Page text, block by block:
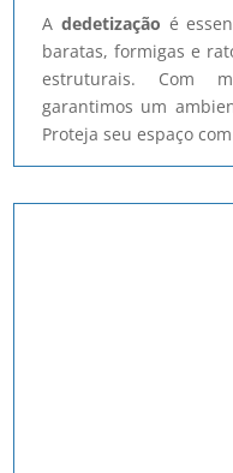
A dedetização é
baratas, formigas e
estruturais. Com
garantimos um
Proteja seu espaço